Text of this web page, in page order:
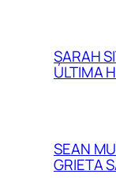
SARAH
ÚLTIMA
SEAN
GRIETA